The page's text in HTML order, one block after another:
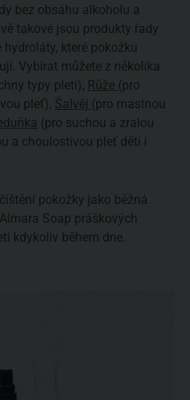
bez obsahu alkoholu a
takové jsou produkty řady
které pokožku
Vybírat můžete z několika
typy pleti), Růže (pro
pleť), Šalvěj (pro mastnou
(pro suchou a zralou
a choulostivou pleť dětí i
pokožky jako běžná
Soap práškových
kdykoliv během dne.